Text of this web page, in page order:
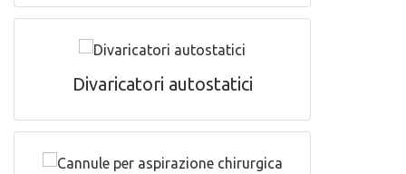
Divaricatori autostatici